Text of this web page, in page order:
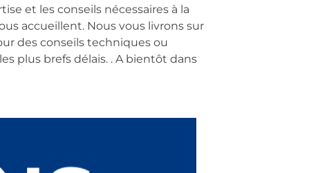
et les conseils nécessaires à la
accueillent. Nous vous livrons sur
des conseils techniques ou
plus brefs délais. . A bientôt dans